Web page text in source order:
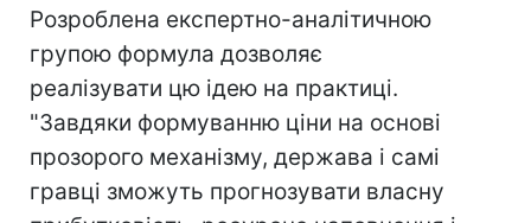
Розроблена експертно-аналітичною
групою формула дозволяє
реалізувати цю ідею на практиці.
"Завдяки формуванню ціни на основі
прозорого механізму, держава і самі
гравці зможуть прогнозувати власну